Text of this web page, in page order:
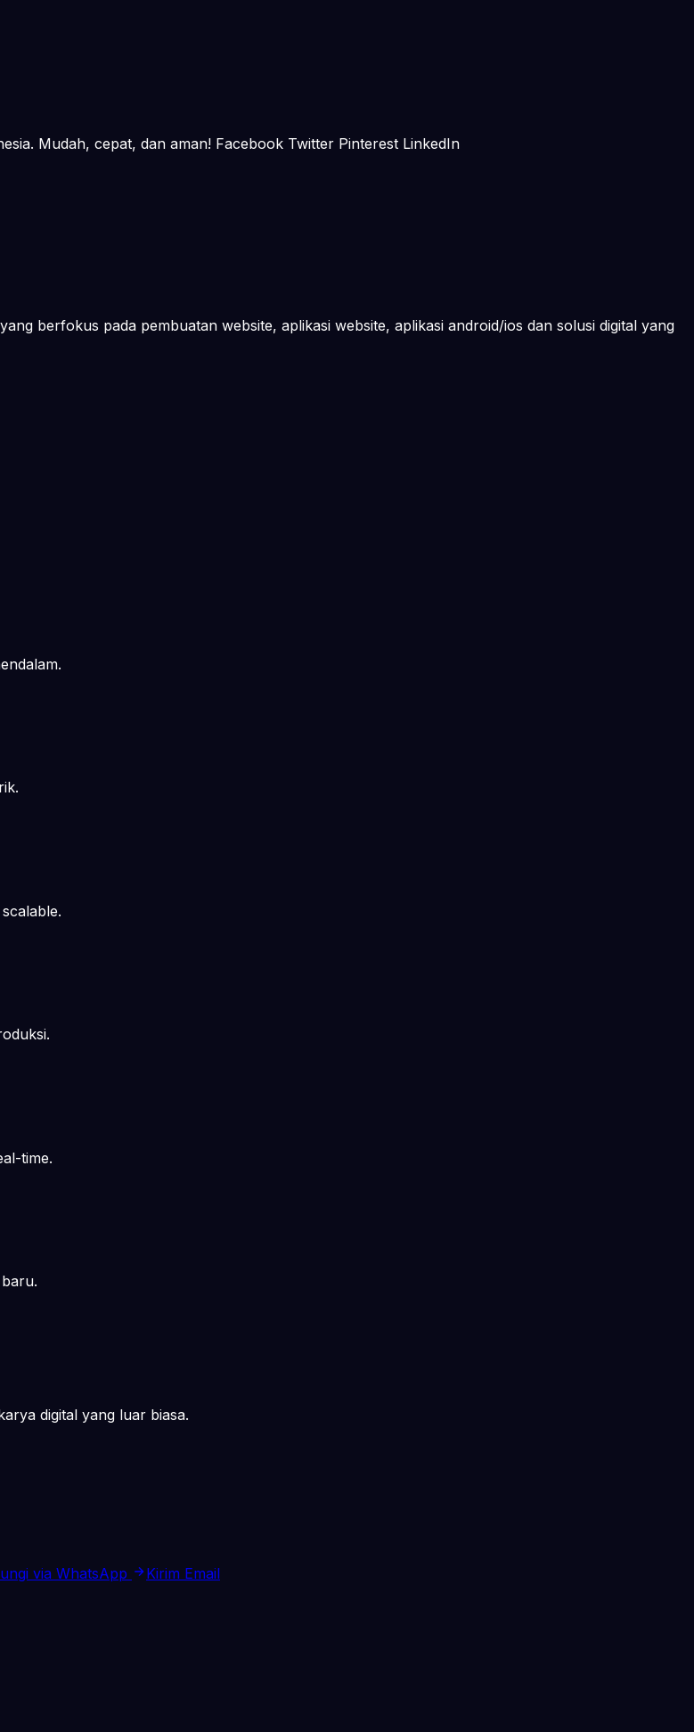
Mudah, cepat, dan aman! Facebook Twitter Pinterest LinkedIn
berfokus pada pembuatan website, aplikasi website, aplikasi android/ios dan solusi digital yang
time.
digital yang luar biasa.
via WhatsApp
Kirim Email